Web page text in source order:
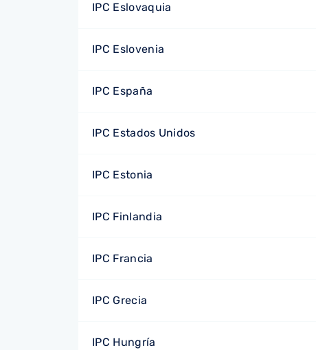
IPC Eslovaquia
IPC Eslovenia
IPC España
IPC Estados Unidos
IPC Estonia
IPC Finlandia
IPC Francia
IPC Grecia
IPC Hungría